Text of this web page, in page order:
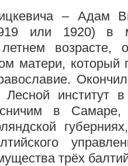
– Адам
или 1920) в
возрасте,
матери, который
институт
в
трёх